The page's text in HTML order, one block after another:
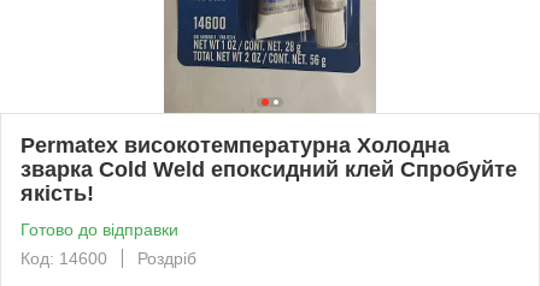
Permatex високотемпературна Холодна
зварка Cold Weld епоксидний клей Спробуйте
якість!
Готово до відправки
Код: 14600
Роздріб